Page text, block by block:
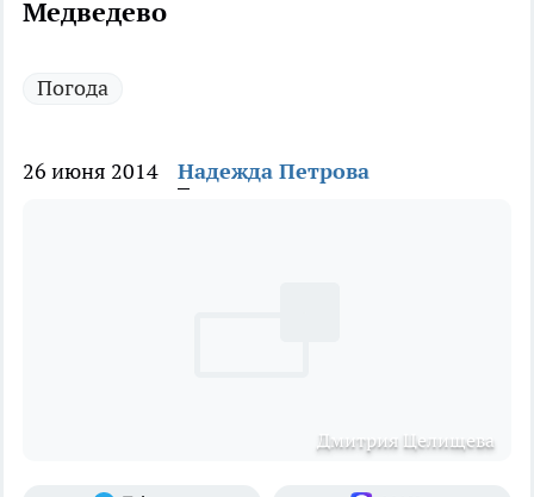
Медведево
Погода
26 июня 2014 Надежда Петрова
Дмитрия Целищева